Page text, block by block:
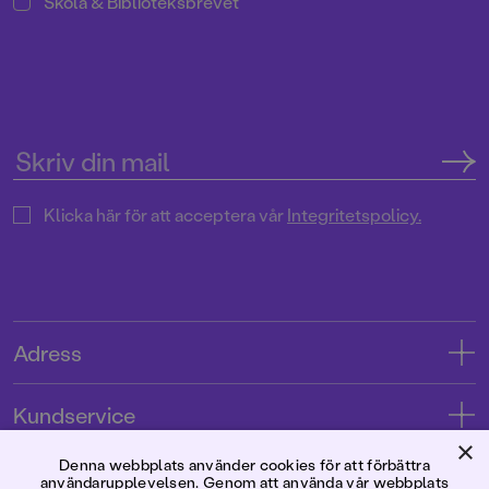
Klicka här för att acceptera vårIntegritetspolicy.
Adress
Tryckerigatan 4
Kundservice
Kontakta oss
Förlaget
×
Denna webbplats använder cookies för att förbättra
användarupplevelsen. Genom att använda vår webbplats